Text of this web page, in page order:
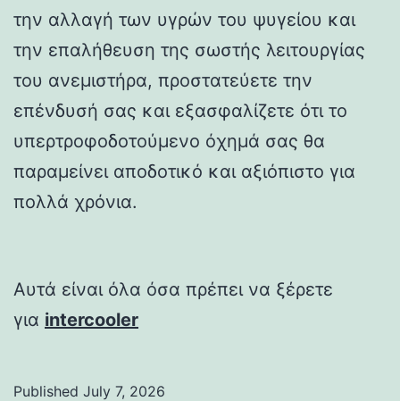
την αλλαγή των υγρών του ψυγείου και
την επαλήθευση της σωστής λειτουργίας
του ανεμιστήρα, προστατεύετε την
επένδυσή σας και εξασφαλίζετε ότι το
υπερτροφοδοτούμενο όχημά σας θα
παραμείνει αποδοτικό και αξιόπιστο για
πολλά χρόνια.
Αυτά είναι όλα όσα πρέπει να ξέρετε
για intercooler
Published July 7, 2026